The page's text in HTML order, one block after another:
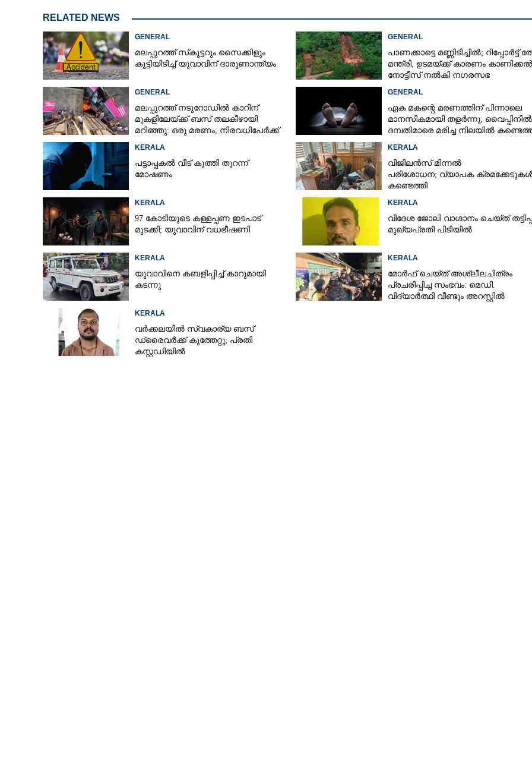
RELATED NEWS
GENERAL
മലപ്പുറത്ത് സ്‌കൂട്ടറും സൈക്കിളും
കൂട്ടിയിടിച്ച് യുവാവിന് ദാരുണാന്ത്യം
GENERAL
പാണക്കാട്ടെ മണ്ണിടിച്ചിൽ; റിപ്പോർട്ട്
മന്ത്രി, ഉടമയ്ക്ക് കാരണം കാണിക്കൽ
നോട്ടീസ് നൽകി നഗരസഭ
GENERAL
മലപ്പുറത്ത് നടുറോഡിൽ കാറിന്
മുകളിലേയ്ക്ക് ബസ് തലകീഴായി
മറിഞ്ഞു: ഒരു മരണം, നിരവധിപേർക്ക്
GENERAL
ഏക മകന്റെ മരണത്തിന് പിന്നാലെ
മാനസികമായി തളർന്നു; വൈപ്പിനിൽ
ദമ്പതിമാരെ മരിച്ച നിലയിൽ
KERALA
പട്ടാപ്പകൽ വീട് കുത്തി തുറന്ന്
മോഷണം
KERALA
വിജിലൻസ് മിന്നൽ
പരിശോധന; വ്യാപക
കണ്ടെത്തി
KERALA
97 കോടിയുടെ കള്ളപ്പണ ഇടപാട്
മുടക്കി; യുവാവിന് വധഭീഷണി
KERALA
വിദേശ ജോലി വാഗ്ദാനം ചെയ്ത്
മുഖ്യപ്രതി പിടിയിൽ
KERALA
യുവാവിനെ കബളിപ്പിച്ച് കാറുമായി
കടന്നു
KERALA
മോർഫ് ചെയ്ത് അശ്ലീലചിത്രം
പ്രചരിപ്പിച്ച സംഭവം: മെഡി.
വിദ്യാർത്ഥി വീണ്ടും അറസ്റ്റിൽ
KERALA
വർക്കലയിൽ സ്വകാര്യ ബസ്
ഡ്രൈവർക്ക് കുത്തേറ്റു; പ്രതി
കസ്റ്റഡിയിൽ